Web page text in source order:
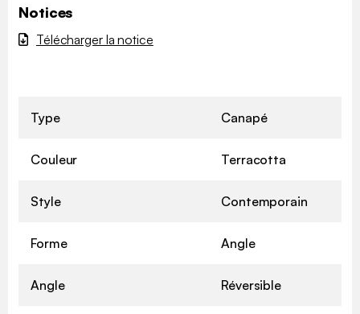
Notices
Télécharger la notice
Type Canapé
Couleur Terracotta
Style Contemporain
Forme Angle
Angle Réversible